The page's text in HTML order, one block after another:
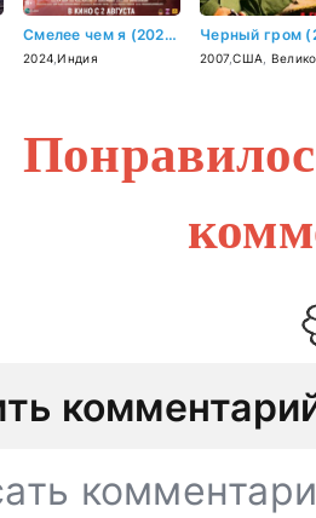
Смелее чем я (2024)
2024 ,Индия
Черный гром
2007 ,США